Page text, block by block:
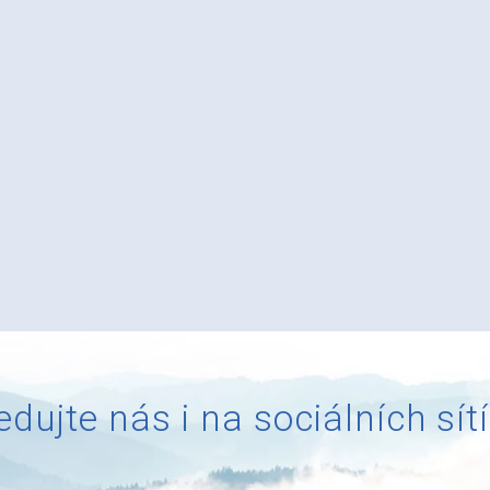
nás i na sociálních